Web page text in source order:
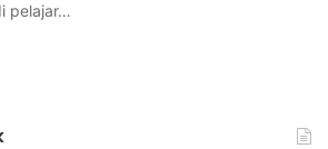
pelajar…